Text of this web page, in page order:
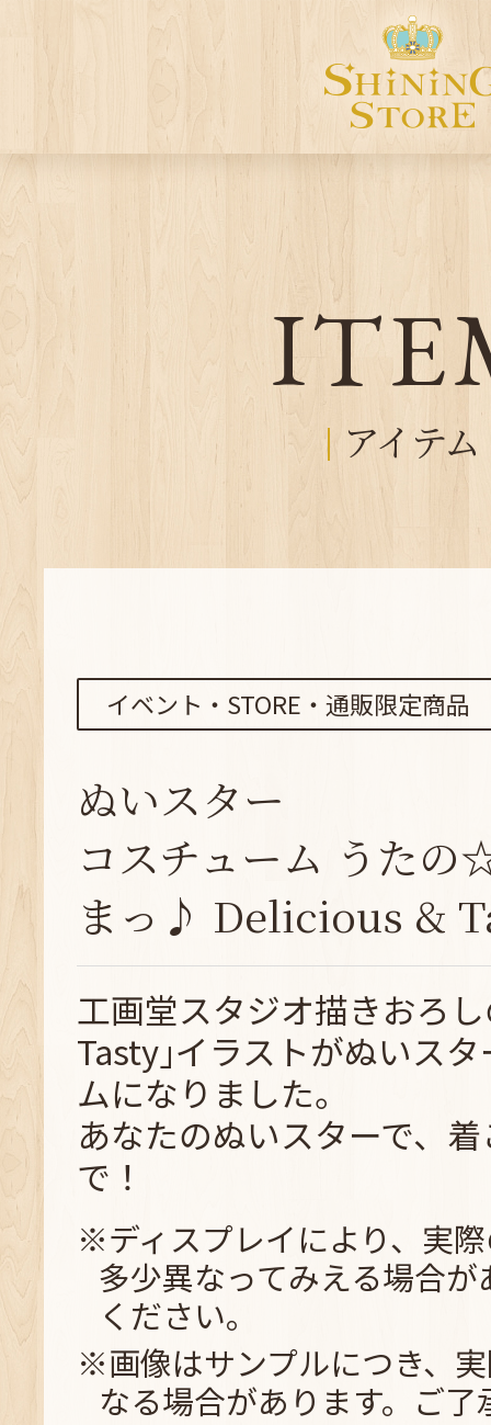
アイテム
イベント・STORE・通販限定商品
ぬいスター
コスチューム うたの
まっ♪ Delicious &
工画堂スタジオ描きおろ
Tasty｣イラストがぬいス
ムになりました。
あなたのぬいスターで、
で！
※ディスプレイにより、実
多少異なってみえる場合
ください。
※画像はサンプルにつき、
なる場合があります。ご